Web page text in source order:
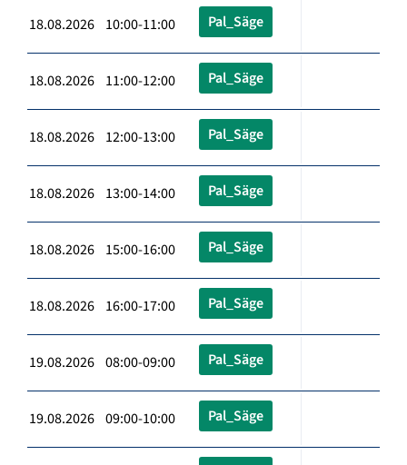
18.08.2026 10:00-11:00 Pal_Säge
18.08.2026 11:00-12:00 Pal_Säge
18.08.2026 12:00-13:00 Pal_Säge
18.08.2026 13:00-14:00 Pal_Säge
18.08.2026 15:00-16:00 Pal_Säge
18.08.2026 16:00-17:00 Pal_Säge
19.08.2026 08:00-09:00 Pal_Säge
19.08.2026 09:00-10:00 Pal_Säge